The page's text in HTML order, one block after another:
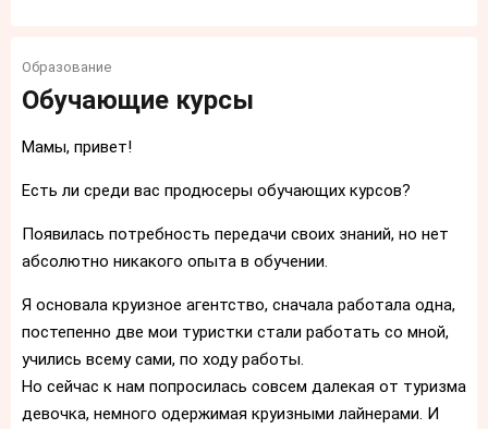
Образование
Обучающие курсы
Мамы, привет!
Есть ли среди вас продюсеры обучающих курсов?
Появилась потребность передачи своих знаний, но нет
абсолютно никакого опыта в обучении.
Я основала круизное агентство, сначала работала одна,
постепенно две мои туристки стали работать со мной,
учились всему сами, по ходу работы.
Но сейчас к нам попросилась совсем далекая от туризма
девочка, немного одержимая круизными лайнерами. И